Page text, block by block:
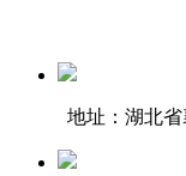
地址：湖北